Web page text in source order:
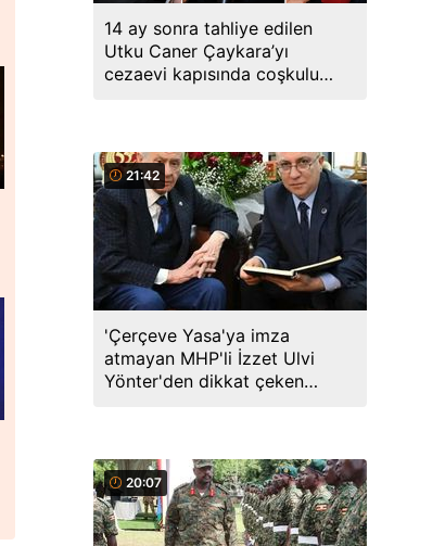
14 ay sonra tahliye edilen
Utku Caner Çaykara’yı
cezaevi kapısında coşkulu
21:42
'Çerçeve Yasa'ya imza
atmayan MHP'li İzzet Ulvi
Yönter'den dikkat çeken
20:07